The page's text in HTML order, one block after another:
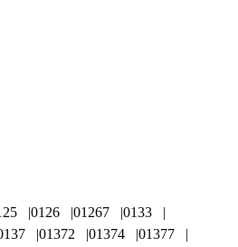
0126 01267
0133
01372 01374
01377